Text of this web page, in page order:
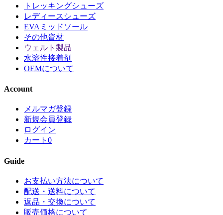
トレッキングシューズ
レディースシューズ
EVAミッドソール
その他資材
ウェルト製品
水溶性接着剤
OEMについて
Account
メルマガ登録
新規会員登録
ログイン
カート 0
Guide
お支払い方法について
配送・送料について
返品・交換について
販売価格について